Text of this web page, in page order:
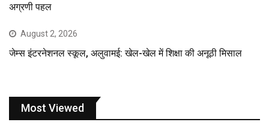
अग्रणी पहल
August 2, 2026
जेम्स इंटरनेशनल स्कूल, अलुवामई: खेल-खेल में शिक्षा की अनूठी मिसाल
Most Viewed